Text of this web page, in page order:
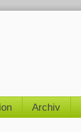
Archiv